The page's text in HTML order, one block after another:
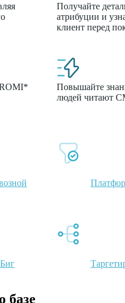
Получайте
атрибуции и
клиент перед
ROMI*
Повышайте
людей читают
Биг
базе